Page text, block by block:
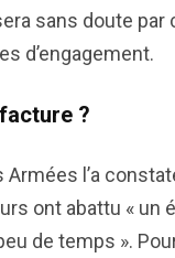
sans doute par
d’engagement.
?
l’a
ont abattu « un
de temps ».